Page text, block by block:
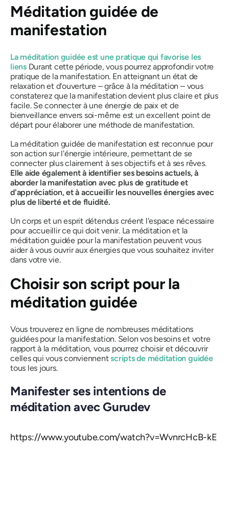
Méditation guidée de
manifestation
La méditation guidée est une pratique qui favorise les
liensDurant cette période, vous pourrez approfondir votre
pratique de la manifestation. En atteignant un état de
relaxation et d'ouverture – grâce à la méditation – vous
constaterez que la manifestation devient plus claire et plus
facile. Se connecter à une énergie de paix et de
bienveillance envers soi-même est un excellent point de
départ pour élaborer une méthode de manifestation.
La méditation guidée de manifestation est reconnue pour
son action sur l'énergie intérieure, permettant de se
connecter plus clairement à ses objectifs et à ses rêves.
Elle aide également à identifier ses besoins actuels, à
aborder la manifestation avec plus de gratitude et
d'appréciation, et à accueillir les nouvelles énergies avec
plus de liberté et de fluidité.
Un corps et un esprit détendus créent l'espace nécessaire
pour accueillir ce qui doit venir. La méditation et la
méditation guidée pour la manifestation peuvent vous
aider à vous ouvrir aux énergies que vous souhaitez inviter
dans votre vie.
Choisir son script pour la
méditation guidée
Vous trouverez en ligne de nombreuses méditations
guidées pour la manifestation. Selon vos besoins et votre
rapport à la méditation, vous pourrez choisir et découvrir
celles qui vous conviennentscripts de méditation guidée
tous les jours.
Manifester ses intentions de
méditation avec Gurudev
https://www.youtube.com/watch?v=WvnrcHcB-kE